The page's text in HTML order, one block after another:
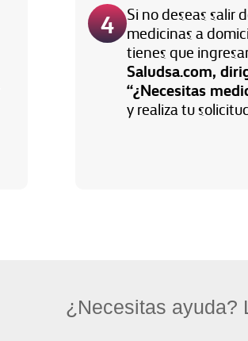
4 Si no deseas salir
medicinas a
tienes que
Saludsa.com,
“¿Necesitas
y realiza tu
¿Necesitas ayuda?